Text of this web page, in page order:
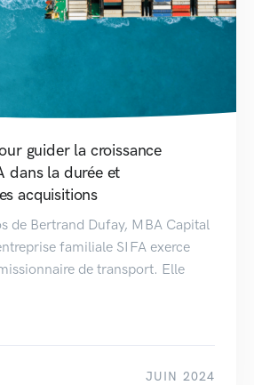
guider la croissance
dans la durée et
acquisitions
de Bertrand Dufay, MBA Capital
familiale SIFA exerce
de transport. Elle
JUIN 2024